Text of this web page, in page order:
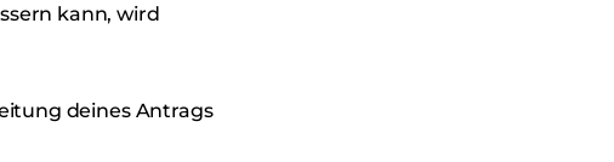
kann, wird
deines Antrags